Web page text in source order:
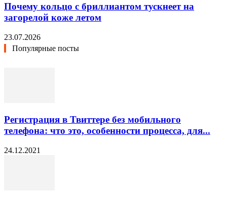
Почему кольцо с бриллиантом тускнеет на
загорелой коже летом
23.07.2026
Популярные посты
Регистрация в Твиттере без мобильного
телефона: что это, особенности процесса, для...
24.12.2021